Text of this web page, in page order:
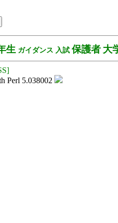
生 ガイダンス 入試 保護者 大
Perl 5.038002